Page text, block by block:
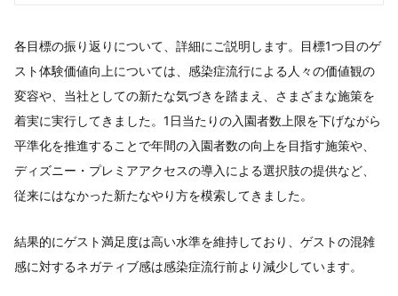
各目標の振り返りについて、詳細にご説明します。目標1つ目のゲ
スト体験価値向上については、感染症流行による人々の価値観の
変容や、当社としての新たな気づきを踏まえ、さまざまな施策を
着実に実行してきました。1日当たりの入園者数上限を下げながら
平準化を推進することで年間の入園者数の向上を目指す施策や、
ディズニー・プレミアアクセスの導入による選択肢の提供など、
従来にはなかった新たなやり方を模索してきました。
結果的にゲスト満足度は高い水準を維持しており、ゲストの混雑
感に対するネガティブ感は感染症流行前より減少しています。